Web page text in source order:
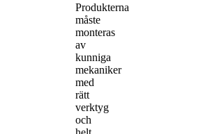
Produkterna
måste
monteras
av
kunniga
mekaniker
med
rätt
verktyg
och